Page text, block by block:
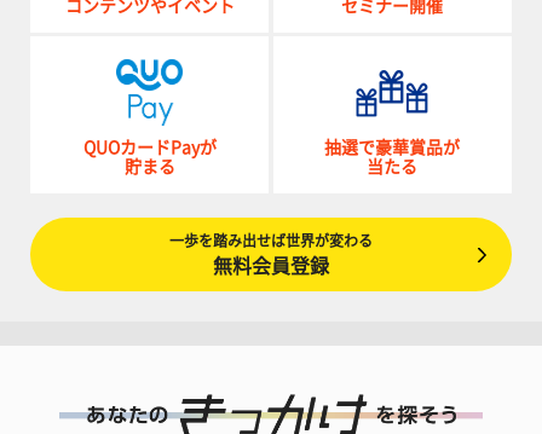
コンテンツやイベント
セミナー開催
QUOカードPayが
貯まる
抽選で豪華賞品が
当たる
一歩を踏み出せば世界が変わる
無料会員登録